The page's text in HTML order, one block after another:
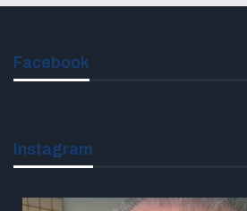
Facebook
Instagram